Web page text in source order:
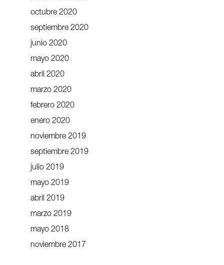
octubre 2020
septiembre 2020
junio 2020
mayo 2020
abril 2020
marzo 2020
febrero 2020
enero 2020
noviembre 2019
septiembre 2019
julio 2019
mayo 2019
abril 2019
marzo 2019
mayo 2018
noviembre 2017